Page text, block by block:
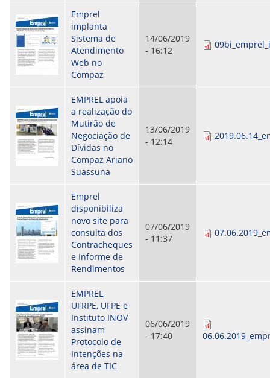
ATAS DO CONSADE
CHAMAMENTOS PÚBLICOS
TERMOS
TRANSPARÊNCIA
Emprel
implanta
Sistema de
Atendimento
Web no
Compaz
14/06/2019
- 16:12
EMPREL apoia
a realização do
Mutirão de
Negociação de
Dívidas no
Compaz Ariano
Suassuna
13/06/2019
- 12:14
Emprel
disponibiliza
novo site para
consulta dos
Contracheques
e Informe de
Rendimentos
07/06/2019
- 11:37
EMPREL,
UFRPE, UFPE e
Instituto INOV
assinam
Protocolo de
Intenções na
área de TIC
06/06/2019
- 17:40